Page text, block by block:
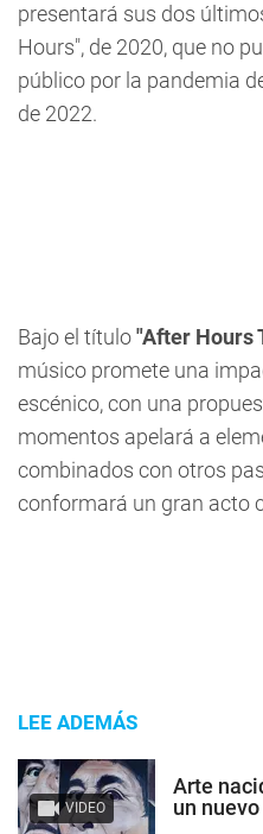
presentará sus dos
Hours", de 2020, que no
público por la pandemia
de 2022.
Bajo el título"After Hours
músico promete una
escénico, con una
momentos apelará a
combinados con otros
conformará un gran acto
LEE ADEMÁS
VIDEO
Arte
un